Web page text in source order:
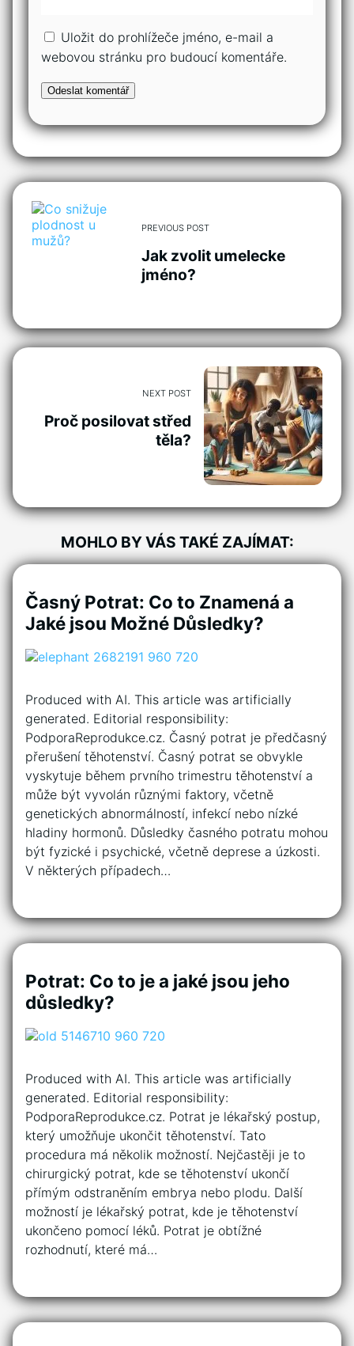
Uložit do prohlížeče jméno, e-mail a
webovou stránku pro budoucí komentáře.
PREVIOUS POST
Jak zvolit umelecke
jméno?
NEXT POST
Proč posilovat střed
těla?
MOHLO BY VÁS TAKÉ ZAJÍMAT:
Časný Potrat: Co to Znamená a
Jaké jsou Možné Důsledky?
Produced with AI. This article was artificially
generated. Editorial responsibility:
PodporaReprodukce.cz. Časný potrat je předčasný
přerušení těhotenství. Časný potrat se obvykle
vyskytuje během prvního trimestru těhotenství a
může být vyvolán různými faktory, včetně
genetických abnormálností, infekcí nebo nízké
hladiny hormonů. Důsledky časného potratu mohou
být fyzické i psychické, včetně deprese a úzkosti.
V některých případech…
Potrat: Co to je a jaké jsou jeho
důsledky?
Produced with AI. This article was artificially
generated. Editorial responsibility:
PodporaReprodukce.cz. Potrat je lékařský postup,
který umožňuje ukončit těhotenství. Tato
procedura má několik možností. Nejčastěji je to
chirurgický potrat, kde se těhotenství ukončí
přímým odstraněním embrya nebo plodu. Další
možností je lékařský potrat, kde je těhotenství
ukončeno pomocí léků. Potrat je obtížné
rozhodnutí, které má…